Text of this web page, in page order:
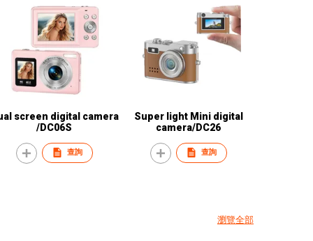
screen digital camera
/DC06S
查詢
Super light Mini digital
camera/DC26
查詢
瀏覽全部